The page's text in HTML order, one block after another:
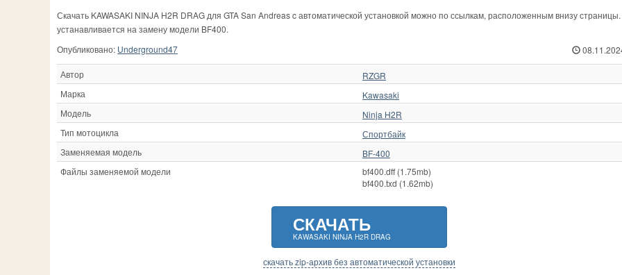
Скачать KAWASAKI NINJA H2R DRAG для GTA San Andreas c автоматической установкой можно по ссылкам, расположенным внизу
устанавливается на замену модели BF400.
Опубликовано: Underground47
Автор
RZGR
Марка
Kawasaki
Модель
Ninja H2R
Тип мотоцикла
Спортбайк
Заменяемая модель
BF-400
Файлы заменяемой модели
bf400.dff (1.75mb)
bf400.txd (1.62mb)
СКАЧАТЬ
KAWASAKI NINJA H2R DRAG
скачать zip-архив без автоматической установки